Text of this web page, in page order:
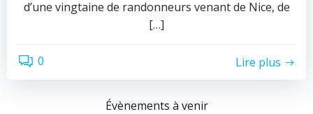
d’une vingtaine de randonneurs venant de Nice, de
[…]
0 Lire plus
Évènements à venir